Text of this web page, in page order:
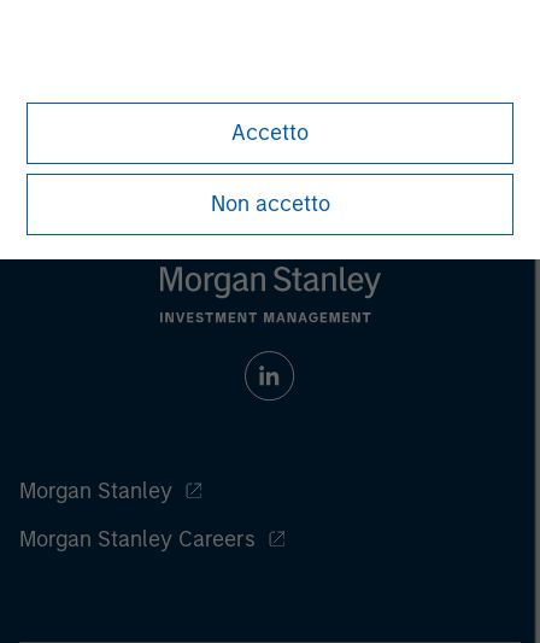
Accetto
Non accetto
Morgan Stanley
Morgan Stanley Careers